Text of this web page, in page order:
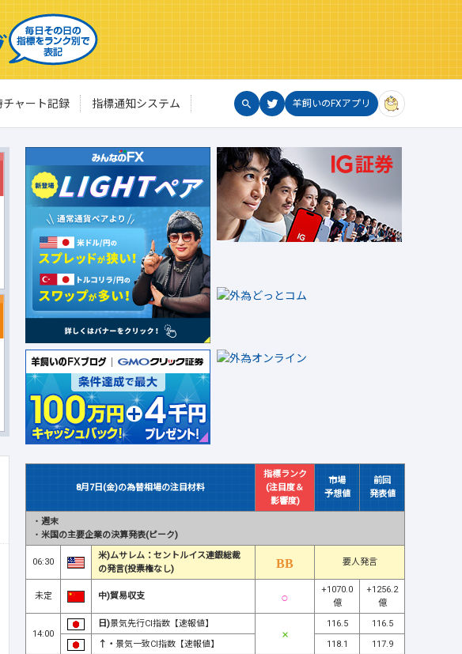
ャート記録 指標通知システム 羊飼いのFXアプリ
8月7日(金)の為替相場の注目材料
指標ランク
(注目度＆
影響度)
市場
予想値
前回
発表値
・ 週末
・ 米国の主要企業の決算発表(ピーク)
06:30
米)ムサレム：セントルイス連銀総裁
の発言(投票権なし)
要人発言
未定 中)貿易収支
+1070.0
億
+1256.2
億
14:00
日)景気先行CI指数【速報値】 116.5
116.5
↑・ 景気一致CI指数【速報値】 118.1 117.9